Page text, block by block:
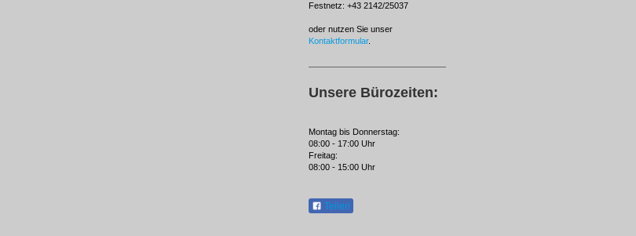
Festnetz: +43 2142/25037
oder nutzen Sie unser
Kontaktformular.
Unsere Bürozeiten:
Montag bis Donnerstag:
08:00 - 17:00 Uhr
Freitag:
08:00 - 15:00 Uhr
Teilen